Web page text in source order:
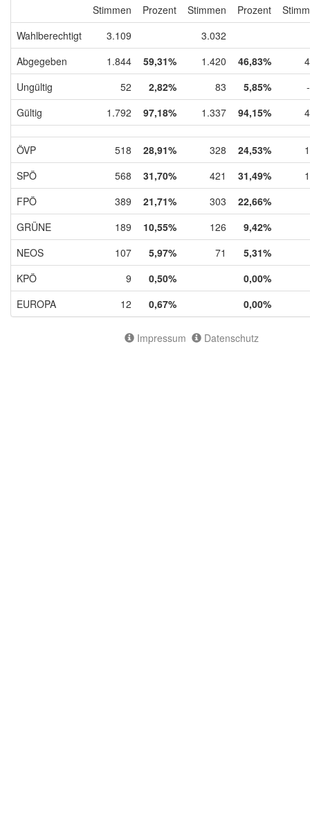
Stimmen
Prozent Stimmen Prozent
Wahlberechtigt
3.109
3.032
Abgegeben
1.844 59,31% 1.420 46,83%
Ungültig
52 2,82% 83 5,85%
Gültig
1.792 97,18% 1.337 94,15%
ÖVP 518 28,91% 328 24,53%
SPÖ
568 31,70% 421 31,49%
FPÖ
389 21,71% 303
22,66%
GRÜNE
189 10,55% 126
9,42%
NEOS
107 5,97% 71
5,31%
KPÖ
9 0,50%
0,00%
EUROPA
12 0,67% 0,00%
Impressum Datenschutz